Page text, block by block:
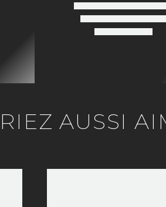
AUSSI